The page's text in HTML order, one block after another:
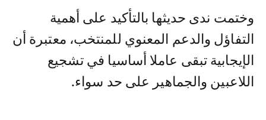
وختمت ندى حديثها بالتأكيد على أهمية
التفاؤل والدعم المعنوي للمنتخب، معتبرة أن
الإيجابية تبقى عاملا أساسيا في تشجيع
اللاعبين والجماهير على حد سواء.